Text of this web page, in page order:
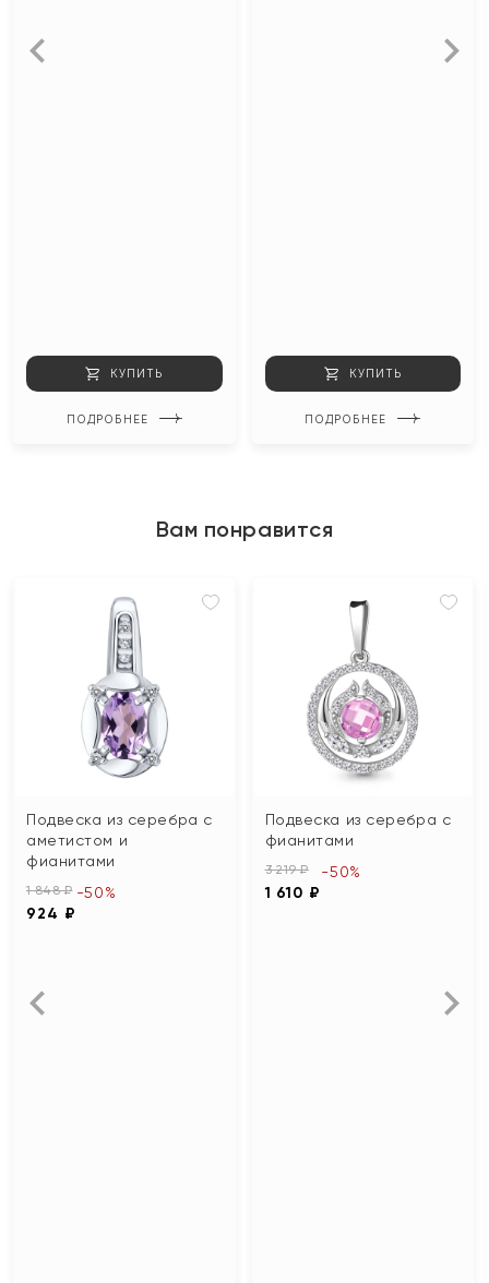
КУПИТЬ
ПОДРОБНЕЕ
КУПИТЬ
ПОДРОБНЕЕ
Вам понравится
Подвеска из серебра с
аметистом и
фианитами
1 848 ₽
924 ₽
-50%
Подвеска из серебра с
фианитами
3 219 ₽
1 610 ₽
-50%